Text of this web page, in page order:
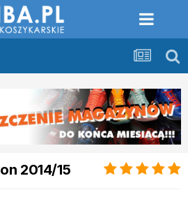
2014/15